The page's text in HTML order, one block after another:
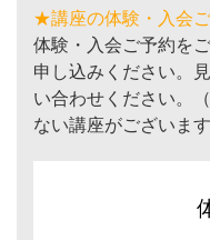
★講座の体験・入会
体験・入会ご予約を
申し込みください。
い合わせください。
ない講座がございます